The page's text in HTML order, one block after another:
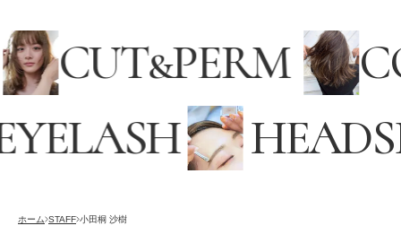
CUT&PERM
ホーム STAFF 小田桐 沙樹
RECRUITING
オンラインストア